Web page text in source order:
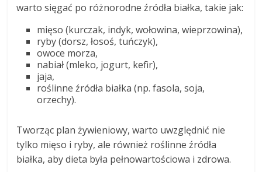
warto sięgać po różnorodne źródła białka, takie jak:
mięso (kurczak, indyk, wołowina, wieprzowina),
ryby (dorsz, łosoś, tuńczyk),
owoce morza,
nabiał (mleko, jogurt, kefir),
jaja,
roślinne źródła białka (np. fasola, soja,
orzechy).
Tworząc plan żywieniowy, warto uwzględnić nie
tylko mięso i ryby, ale również roślinne źródła
białka, aby dieta była pełnowartościowa i zdrowa.